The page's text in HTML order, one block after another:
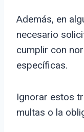
Además, en
necesario
cumplir con
específicas.
Ignorar estos
multas o la